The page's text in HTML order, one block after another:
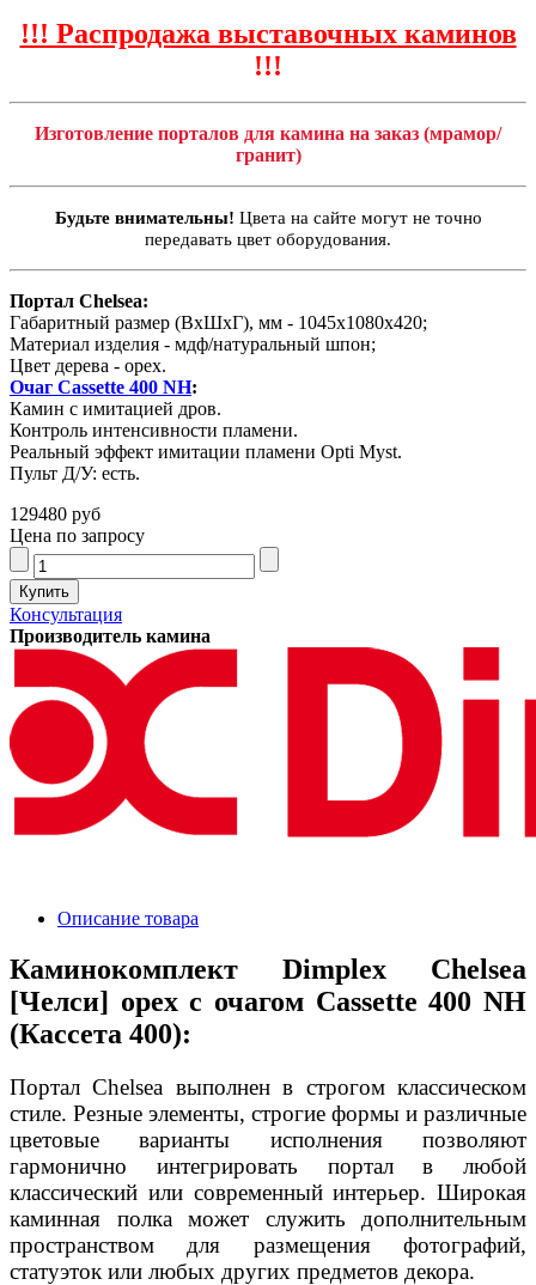
!!! Распродажа выставочных каминов
!!!
Изготовление порталов для камина на заказ (мрамор/
гранит)
Будьте внимательны! Цвета на сайте могут не точно
передавать цвет оборудования.
Портал Chelsea:
Габаритный размер (ВхШхГ), мм - 1045х1080х420;
Материал изделия - мдф/натуральный шпон;
Цвет дерева - орех.
Очаг Cassette 400 NH:
Камин с имитацией дров.
Контроль интенсивности пламени.
Реальный эффект имитации пламени Opti Myst.
Пульт Д/У: есть.
129480 руб
Цена по запросу
Консультация
Производитель камина
Описание товара
Каминокомплект Dimplex Chelsea
[Челси] орех с очагом Cassette 400 NH
(Кассета 400):
Портал Chelsea выполнен в строгом классическом
стиле. Резные элементы, строгие формы и различные
цветовые варианты исполнения позволяют
гармонично интегрировать портал в любой
классический или современный интерьер. Широкая
каминная полка может служить дополнительным
пространством для размещения фотографий,
статуэток или любых других предметов декора.